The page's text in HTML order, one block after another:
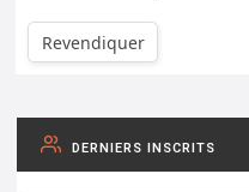
Revendiquer
DERNIERS INSCRITS